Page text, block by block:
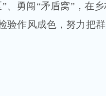
、勇闯“矛盾窝”，在
验作风成色，努力把